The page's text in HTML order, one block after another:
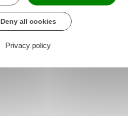
Deny all cookies
Privacy policy